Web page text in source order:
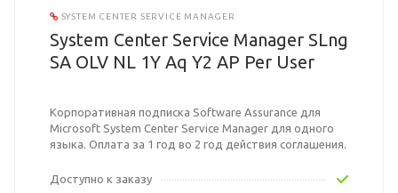
SYSTEM CENTER SERVICE MANAGER
System Center Service Manager SLng
SA OLV NL 1Y Aq Y2 AP Per User
Корпоративная подписка Software Assurance для
Microsoft System Center Service Manager для одного
языка. Оплата за 1 год во 2 год действия соглашения.
Доступно к заказу